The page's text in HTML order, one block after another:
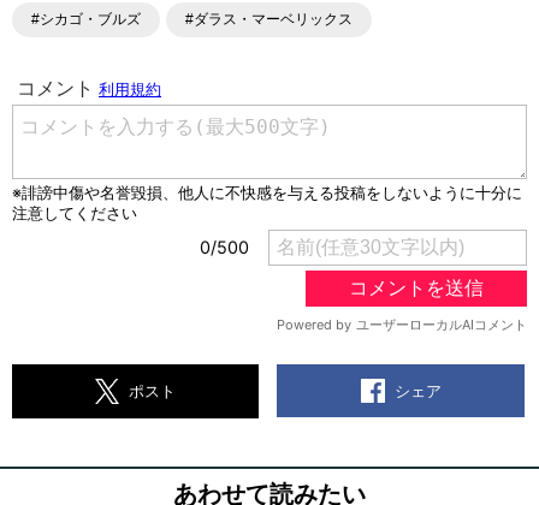
#シカゴ・ブルズ #ダラス・マーベリックス
ポスト シェア
あわせて読みたい